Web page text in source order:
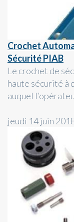
Crochet
Sécurité PIAB
Le crochet de
haute sécurité à
auquel
jeudi 14 juin